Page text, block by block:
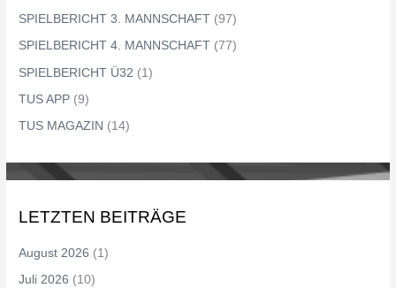
SPIELBERICHT 3. MANNSCHAFT (97)
SPIELBERICHT 4. MANNSCHAFT (77)
SPIELBERICHT Ü32 (1)
TUS APP (9)
TUS MAGAZIN (14)
LETZTEN BEITRÄGE
August 2026 (1)
Juli 2026 (10)